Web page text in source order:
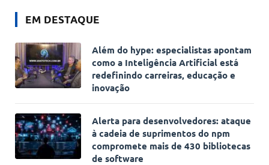
EM DESTAQUE
Além do hype: especialistas apontam
como a Inteligência Artificial está
redefinindo carreiras, educação e
inovação
Alerta para desenvolvedores: ataque
à cadeia de suprimentos do npm
compromete mais de 430 bibliotecas
de software